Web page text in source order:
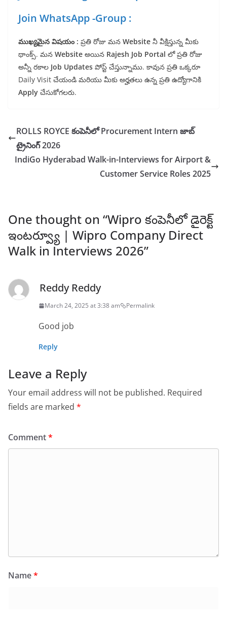
Join WhatsApp -Group :
ముఖ్యమైన విషయం : ప్రతి రోజు మన Website నీ వీక్షిస్తున్న మీకు
థాంక్స్. మన Website అయిన Rajesh Job Portal లో ప్రతి రోజు
అన్నీ రకాల Job Updates పోస్ట్ చేస్తున్నాము. కావున ప్రతి ఒక్కరూ
Daily Visit చేయండి మరియు మీకు అర్హతలు ఉన్న ప్రతి ఉద్యోగానికి
Apply చేసుకోగలరు.
ROLLS ROYCE కంపెనీలో Procurement Intern జాబ్
ట్రైనింగ్ 2026
IndiGo Hyderabad Walk-in-Interviews for Airport &
Customer Service Roles 2025
One thought on “Wipro కంపెనీలో డైరెక్ట్
ఇంటర్వ్యూ | Wipro Company Direct
Walk in Interviews 2026”
Reddy Reddy
March 24, 2025 at 3:38 am Permalink
Good job
Reply
Leave a Reply
Your email address will not be published. Required
fields are marked *
Comment*
Name*